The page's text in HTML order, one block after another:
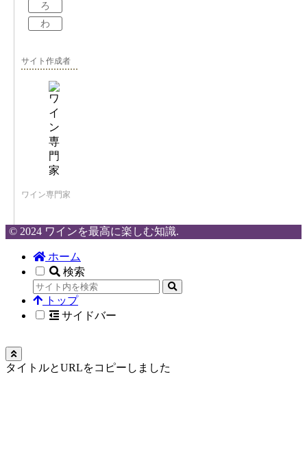
ろ
わ
サイト作成者
ワイン専門家
© 2024 ワインを最高に楽しむ知識.
ホーム
検索
トップ
サイドバー
タイトルとURLをコピーしました